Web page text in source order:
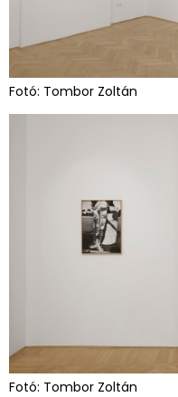
Fotó: Tombor Zoltán
Fotó: Tombor Zoltán